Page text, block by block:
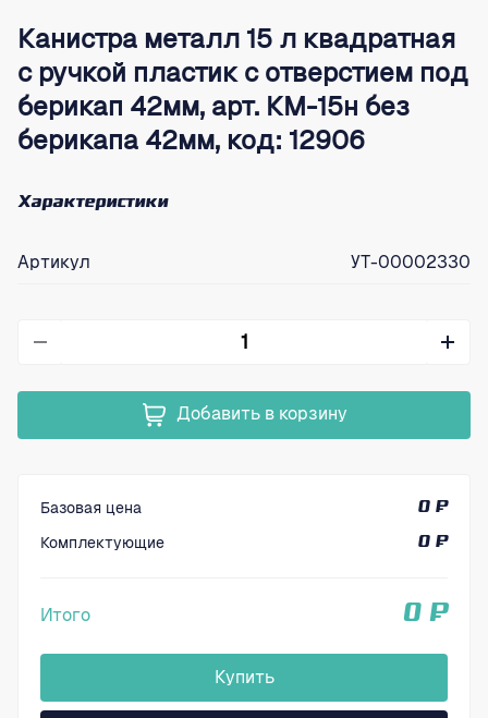
Канистра металл 15 л квадратная
с ручкой пластик с отверстием под
берикап 42мм, арт. КМ-15н без
берикапа 42мм, код: 12906
Характеристики
Артикул УТ-00002330
Добавить в корзину
Базовая цена
0 ₽
Комплектующие
0 ₽
Итого 0 ₽
Купить